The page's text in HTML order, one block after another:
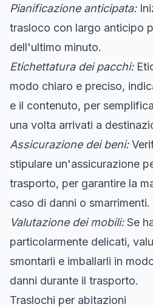
Pianificazione anticipata:
trasloco con largo anticipo
dell'ultimo minuto.
Etichettatura dei pacchi:
modo chiaro e preciso,
e il contenuto, per
una volta arrivati a
Assicurazione dei beni:
stipulare un'assicurazione
trasporto, per garantire la
caso di danni o smarrimenti.
Valutazione dei mobili:Se
particolarmente delicati,
smontarli e imballarli in
danni durante il trasporto.
Traslochi per abitazioni